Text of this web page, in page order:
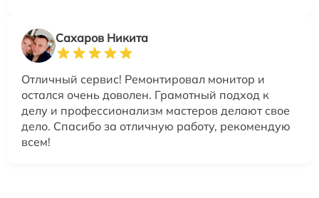
Сахаров Никита
Отличный сервис! Ремонтировал монитор и
остался очень доволен. Грамотный подход к
делу и профессионализм мастеров делают свое
дело. Спасибо за отличную работу, рекомендую
всем!